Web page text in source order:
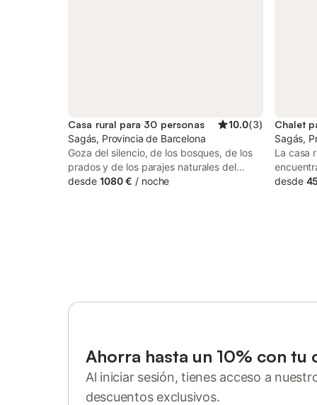
Casa rural para 30 personas 10.0(3)
Sagás, Provincia de Barcelona
Goza del silencio, de los bosques, de los
prados y de los parajes naturales del
Berguedà (provincia de Barcelona). Un
ofrecen las cordilleras pre-pirinencas.
desde 1080 € / noche
Chalet
Sagás,
La casa
de una
una
desde
Ahorra hasta un 10% con tu
Al iniciar sesión, tienes acceso a
descuentos exclusivos.